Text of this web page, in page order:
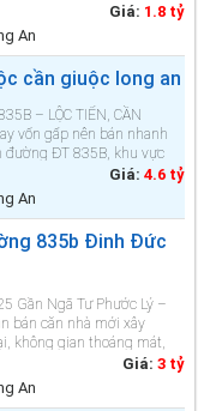
Giá: 1.8 tỷ
An
cần giuộc long an
– LỘC TIẾN, CẦN
vốn gấp nên bán nhanh
đường ĐT 835B, khu vực
tích: 6,5m x 37m (tổng
Giá: 4.6 tỷ
An
835b Đinh Đức
Gần Ngã Tư Phước Lý –
bán căn nhà mới xây
không gian thoáng mát,
Giá: 3 tỷ
An